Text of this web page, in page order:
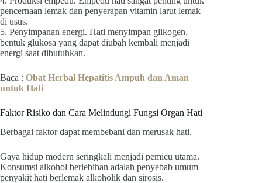
pencernaan lemak dan penyerapan vitamin larut lemak
di usus.
5. Penyimpanan energi. Hati menyimpan glikogen,
bentuk glukosa yang dapat diubah kembali menjadi
energi saat dibutuhkan.
Baca : Obat Herbal Hepatitis Ampuh dan Aman
untuk Hati
Faktor Risiko dan Cara Melindungi Fungsi Organ Hati
Berbagai faktor dapat membebani dan merusak hati.
Gaya hidup modern seringkali menjadi pemicu utama.
Konsumsi alkohol berlebihan adalah penyebab umum
penyakit hati berlemak alkoholik dan sirosis.